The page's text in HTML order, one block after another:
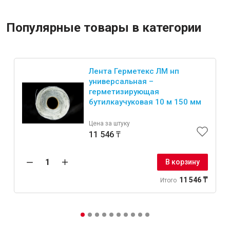
Популярные товары в категории
Лента Герметекс ЛМ нп
универсальная –
герметизирующая
бутилкаучуковая 10 м 150 мм
Цена за штуку
11 546 ₸
В корзину
Итого 11 546 ₸